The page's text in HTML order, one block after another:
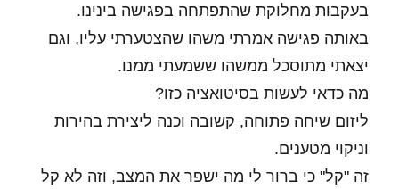
בעקבות מחלוקת שהתפתחה בפגישה בינינו.
באותה פגישה אמרתי משהו שהצטערתי עליו, וגם
יצאתי מתוסכל ממשהו ששמעתי ממנו.
מה כדאי לעשות בסיטואציה כזו?
ליזום שיחה פתוחה, קשובה וכנה ליצירת בהירות
וניקוי מטענים.
זה "קל" כי ברור לי מה ישפר את המצב, וזה לא קל